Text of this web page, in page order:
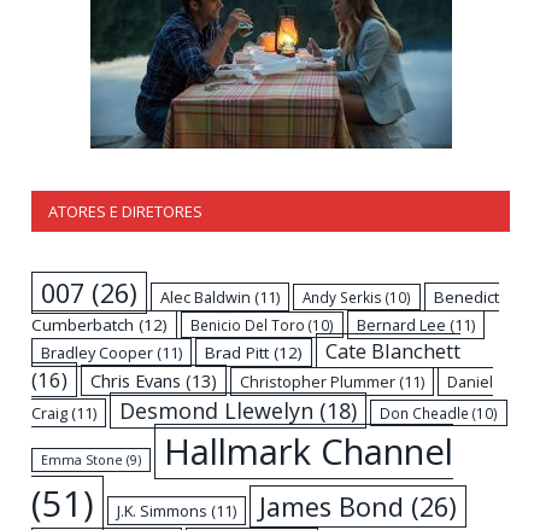
ATORES E DIRETORES
007 (26) Alec Baldwin (11) Andy Serkis (10)
Benedict
Cumberbatch (12) Benicio Del Toro (10) Bernard Lee (11)
Bradley Cooper(11) Brad Pitt(12)
Cate Blanchett
(16)
Chris Evans (13) Christopher Plummer(11)
Daniel
Craig(11) Desmond Llewelyn (18) Don Cheadle (10)
Emma Stone (9)
Hallmark Channel
(51)
J.K. Simmons (11) James Bond (26)